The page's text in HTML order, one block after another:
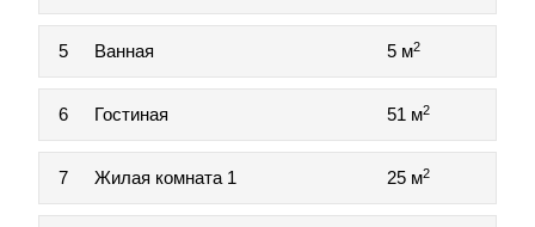
5 Ванная 5 м2
6 Гостиная 51 м2
7 Жилая комната 1 25 м2